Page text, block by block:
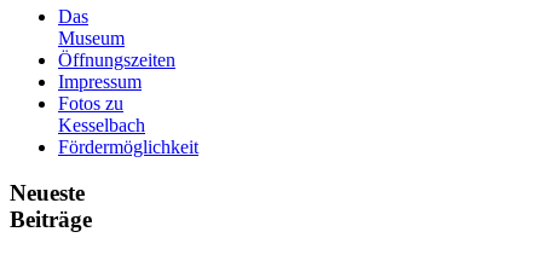
Das
Museum
Öffnungszeiten
Impressum
Fotos zu
Kesselbach
Fördermöglichkeit
Neueste
Beiträge